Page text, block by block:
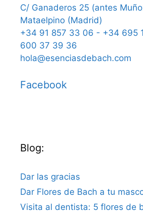
C/ Ganaderos 25 (antes
Mataelpino (Madrid)
+34 91 857 33 06 - +34 695
600 37 39 36
hola@esenciasdebach.com
Facebook
Blog:
Dar las gracias
Dar Flores de Bach a tu
Visita al dentista: 5 flores de